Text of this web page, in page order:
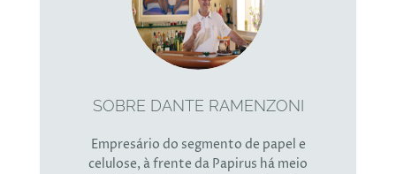
SOBRE DANTE RAMENZONI
Empresário do segmento de papel e
celulose, à frente da Papirus há meio